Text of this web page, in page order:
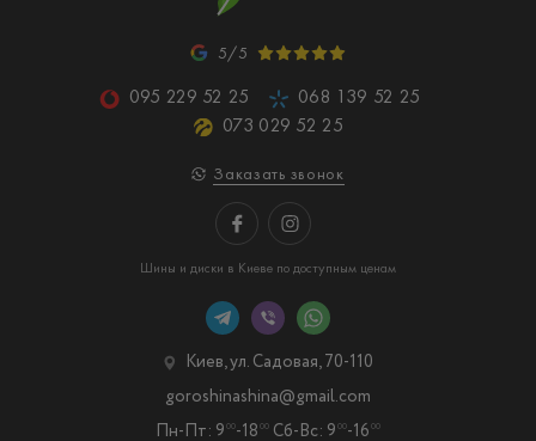
5/5
095 229 52 25
068 139 52 25
073 029 52 25
Заказать звонок
Шины и диски в Киеве по доступным ценам
Киев, ул. Садовая, 70-110
Пн-Пт: 9 00-18 00 Сб-Вс: 9 00-16 00
goroshinashina@gmail.com